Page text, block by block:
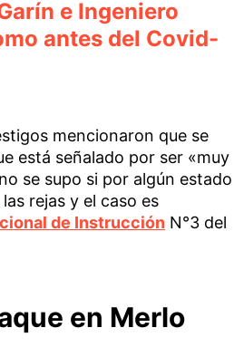
e Ingeniero
antes del Covid-
mencionaron que se
está señalado por ser «muy
se supo si por algún estado
rejas y el caso es
de InstrucciónN°3 del
en Merlo